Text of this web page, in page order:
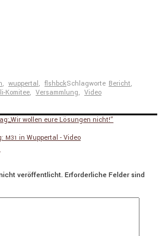
, wuppertal, flshbckSchlagworte Bericht,
Komitee, Versammlung, Video
„Wir wollen eure Lösungen nicht!”
M31 in Wuppertal - Video
veröffentlicht. Erforderliche Felder sind